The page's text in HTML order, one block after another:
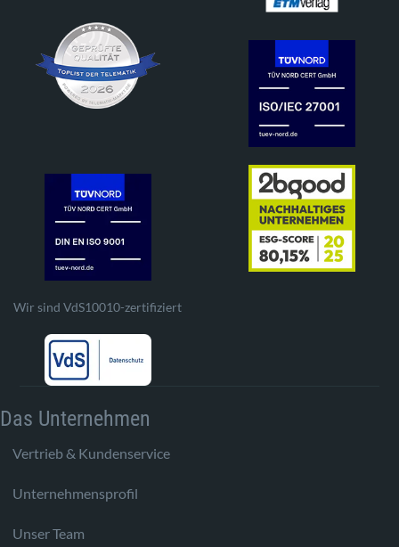
Wir sind VdS10010-zertifiziert
Das Unternehmen
Vertrieb & Kundenservice
Unternehmensprofil
Unser Team